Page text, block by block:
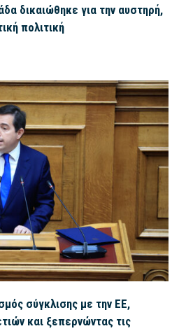
δικαιώθηκε για την αυστηρή,
πολιτική
σύγκλισης με την ΕΕ,
και ξεπερνώντας τις